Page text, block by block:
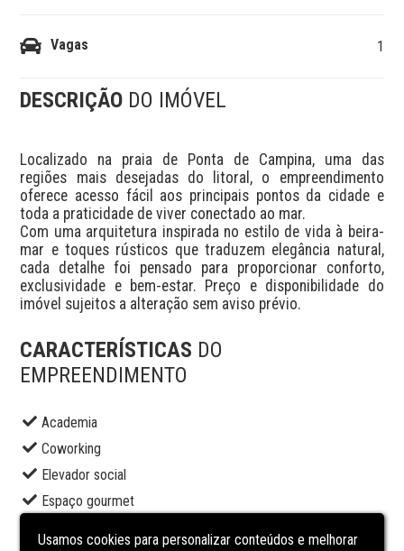
Vagas 1
DESCRIÇÃO DO IMÓVEL
Localizado na praia de Ponta de Campina, uma das
regiões mais desejadas do litoral, o empreendimento
oferece acesso fácil aos principais pontos da cidade e
toda a praticidade de viver conectado ao mar.
Com uma arquitetura inspirada no estilo de vida à beira-
mar e toques rústicos que traduzem elegância natural,
cada detalhe foi pensado para proporcionar conforto,
exclusividade e bem-estar. Preço e disponibilidade do
imóvel sujeitos a alteração sem aviso prévio.
CARACTERÍSTICAS DO
EMPREENDIMENTO
Academia
Coworking
Elevador social
Espaço gourmet
Usamos cookies para personalizar conteúdos e melhorar